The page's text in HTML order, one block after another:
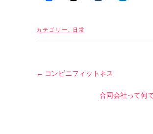
カテゴリー: 日常
← コンビニフィットネス
合同会社って何